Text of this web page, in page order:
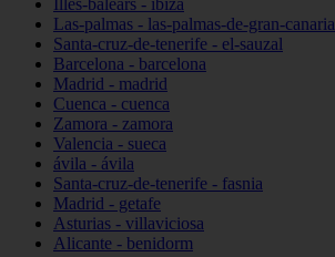
Illes-balears - ibiza
Las-palmas - las-palmas-de-gran-canaria
Santa-cruz-de-tenerife - el-sauzal
Barcelona - barcelona
Madrid - madrid
Cuenca - cuenca
Zamora - zamora
Valencia - sueca
ávila - ávila
Santa-cruz-de-tenerife - fasnia
Madrid - getafe
Asturias - villaviciosa
Alicante - benidorm